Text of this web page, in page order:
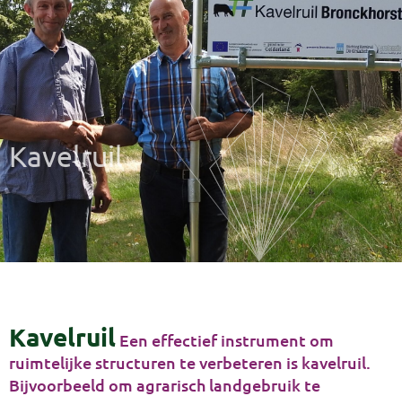
Kavelruil
Kavelruil Een effectief instrument om
ruimtelijke structuren te verbeteren is kavelruil.
Bijvoorbeeld om agrarisch landgebruik te